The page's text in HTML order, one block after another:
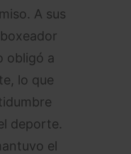
A sus
obligó a
lo que
deporte.
el